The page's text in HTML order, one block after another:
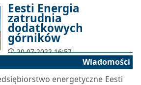
Eesti Energia
zatrudnia
dodatkowych
górników
20-07-2022 16:57
Wiadomości
energetyczne Eesti